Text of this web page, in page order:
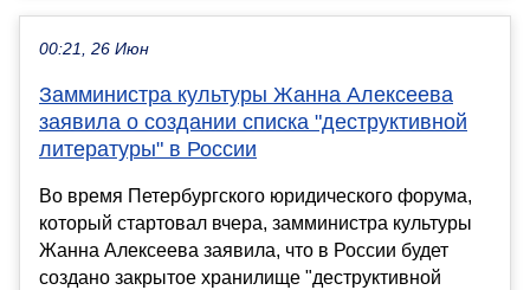
00:21, 26 Июн
Замминистра культуры Жанна Алексеева
заявила о создании списка "деструктивной
литературы" в России
Во время Петербургского юридического форума,
который стартовал вчера, замминистра культуры
Жанна Алексеева заявила, что в России будет
создано закрытое хранилище "деструктивной